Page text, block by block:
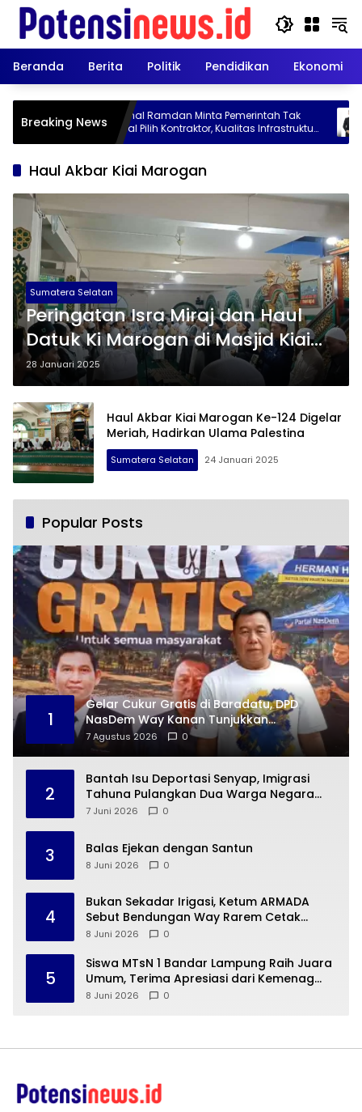
Langsung
konten
Beranda
Berita Politik Pendidikan Ekonomi
Breaking NewsRonal Ramdan Minta Pemerintah Tak
Asal Pilih Kontraktor, Kualitas Infrastruktur
Jadi Taruhan
Haul Akbar Kiai Marogan
Sumatera Selatan
Peringatan Isra Miraj dan Haul
Datuk Ki Marogan di Masjid Kiai
Muara Ogan
28 Januari 2025
Haul Akbar Kiai Marogan Ke-124 Digelar
Meriah, Hadirkan Ulama Palestina
Sumatera Selatan 24 Januari 2025
Popular Posts
1
Gelar Cukur Gratis di Baradatu, DPD
NasDem Way Kanan Tunjukkan
Kepedulian di Jumat Berkah
7 Agustus 2026 0
2
Bantah Isu Deportasi Senyap, Imigrasi
Tahuna Pulangkan Dua Warga Negara
Cina ke Guangzhou
7 Juni 2026 0
3 Balas Ejekan dengan Santun
8 Juni 2026 0
4
Bukan Sekadar Irigasi, Ketum ARMADA
Sebut Bendungan Way Rarem Cetak
Sejarah Peradaban Lampung
8 Juni 2026 0
5
Siswa MTsN 1 Bandar Lampung Raih Juara
Umum, Terima Apresiasi dari Kemenag
Kota Bandar Lampung
8 Juni 2026 0